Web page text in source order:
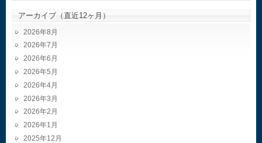
アーカイブ（直近12ヶ月）
2026年8月
2026年7月
2026年6月
2026年5月
2026年4月
2026年3月
2026年2月
2026年1月
2025年12月